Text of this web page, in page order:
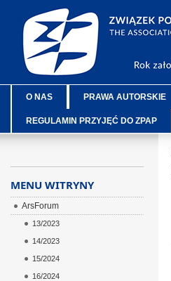
O NAS PRAWA AUTORSKIE
REGULAMIN PRZYJĘĆ DO ZPAP
MENU WITRYNY
ArsForum
13/2023
14/2023
15/2024
16/2024